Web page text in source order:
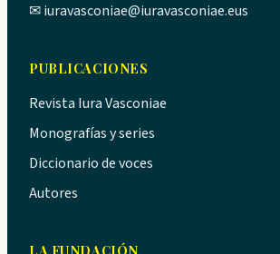
✉iuravasconiae@iuravasconiae.eus
PUBLICACIONES
Revista Iura Vasconiae
Monografías y series
Diccionario de voces
Autores
LA FUNDACIÓN